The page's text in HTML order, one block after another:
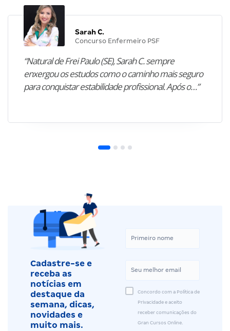
Sarah C.
Concurso Enfermeiro PSF
“Natural de Frei Paulo (SE), Sarah C. sempre
enxergou os estudos como o caminho mais seguro
para conquistar estabilidade profissional. Após o…”
Cadastre-se e
receba as
notícias em
destaque da
semana, dicas,
novidades e
muito mais.
Concordo com a Política de
Privacidade e aceito
receber comunicações do
Gran Cursos Online.